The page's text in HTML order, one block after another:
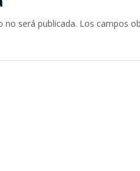
no será publicada. Los campos